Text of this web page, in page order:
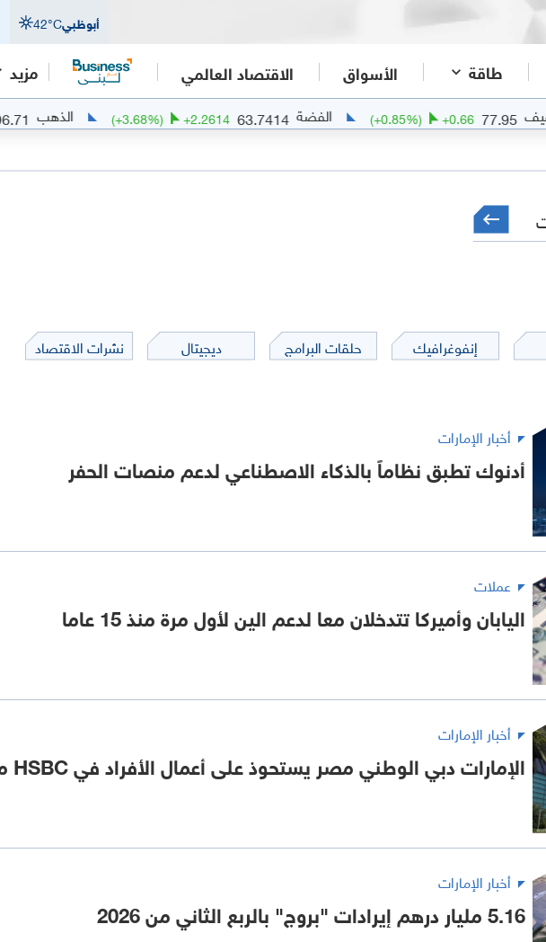
أبوظبي 42°C
طاقة الأسواق الاقتصاد العالمي مزيد
+ 0.66
(+0.85 %) الفضة 63.7414
+2.2614
(+3.68%) الذهب 4296.71
+57.48
إنفوغرافيك حلقات البرامج ديجيتال نشرات الاقتصاد
أخبار الإمارات
أدنوك تطبق نظاماً بالذكاء الاصطناعي لدعم منصات الحفر
عملات
اليابان وأميركا تتدخلان معا لدعم الين لأول مرة منذ 15 عاما
أخبار الإمارات
الإمارات دبي الوطني مصر يستحوذ على أعمال الأفراد في HSBC مصر
أخبار الإمارات
5.16 مليار درهم إيرادات "بروج" بالربع الثاني من 2026